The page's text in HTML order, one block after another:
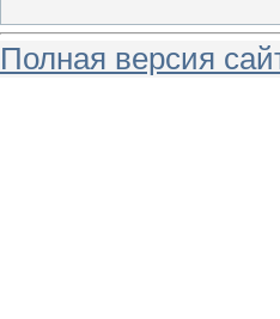
Полная версия